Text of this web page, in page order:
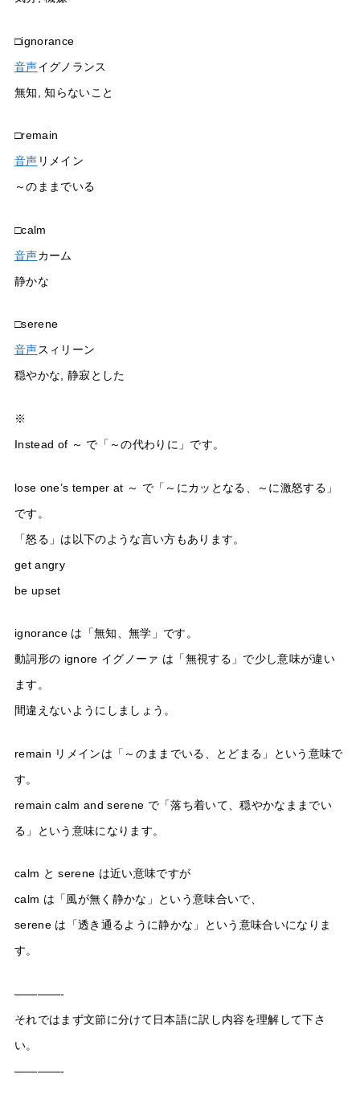
□ignorance
音声イグノランス
無知, 知らないこと
□remain
音声 リメイン
～のままでいる
□calm
音声カーム
静かな
□serene
音声スィリーン
穏やかな, 静寂とした
※
Instead of ～ で「～の代わりに」です。
lose one’s temper at ～ で「～にカッとなる、～に激怒する」
です。
「怒る」は以下のような言い方もあります。
get angry
be upset
ignorance は「無知、無学」です。
動詞形の ignore イグノーァ は「無視する」で少し意味が違い
ます。
間違えないようにしましょう。
remain リメインは「～のままでいる、とどまる」という意味で
す。
remain calm and serene で「落ち着いて、穏やかなままでい
る」という意味になります。
calm と serene は近い意味ですが
calm は「風が無く静かな」という意味合いで、
serene は「透き通るように静かな」という意味合いになりま
す。
————-
それではまず文節に分けて日本語に訳し内容を理解して下さ
い。
————-